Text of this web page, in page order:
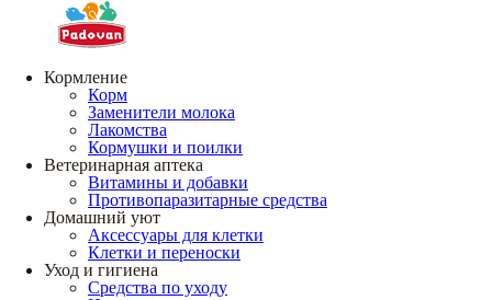
Кормление
Корм
Заменители молока
Лакомства
Кормушки и поилки
Ветеринарная аптека
Витамины и добавки
Противопаразитарные средства
Домашний уют
Аксессуары для клетки
Клетки и переноски
Уход и гигиена
Средства по уходу